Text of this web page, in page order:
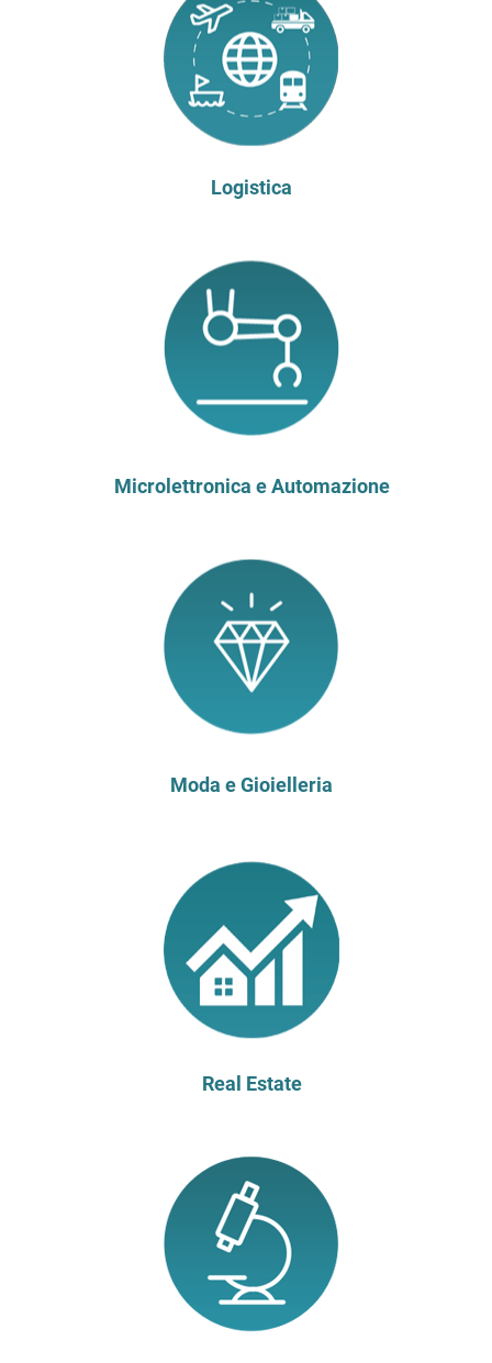
Logistica
Microlettronica e Automazione
Moda e Gioielleria
Real Estate